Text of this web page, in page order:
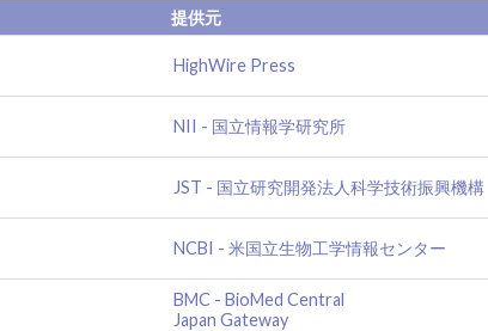
提供元
HighWire Press
NII - 国立情報学研究所
JST - 国立研究開発法人科学技術振興機構
NCBI - 米国立生物工学情報センター
BMC - BioMed Central
Japan Gateway